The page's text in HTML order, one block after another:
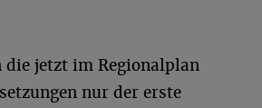
die jetzt im Regionalplan
nur der erste